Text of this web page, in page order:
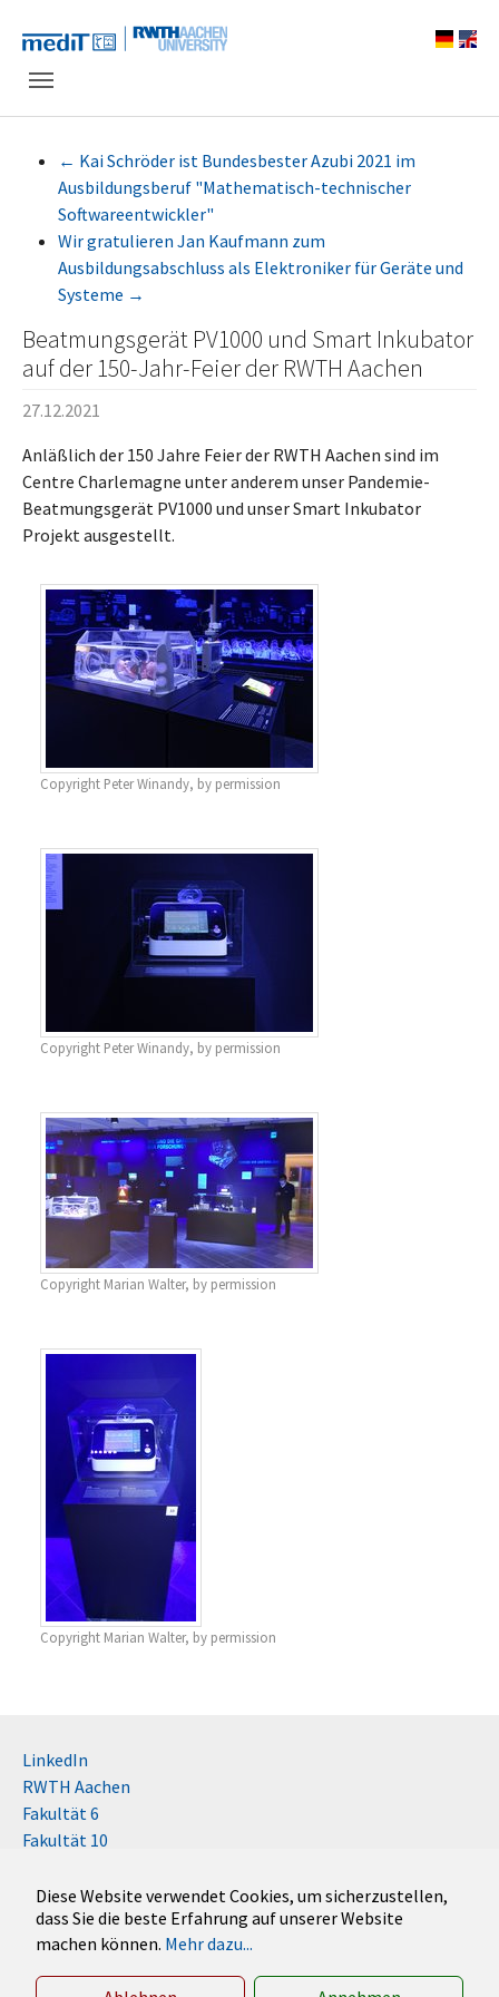
Diese Website verwendet Cookies, um sicherzustellen,
dass Sie die beste Erfahrung auf unserer Website
machen können. Mehr dazu...
← Kai Schröder ist Bundesbester Azubi 2021 im
Ausbildungsberuf "Mathematisch-technischer
Softwareentwickler"
Wir gratulieren Jan Kaufmann zum
Ausbildungsabschluss als Elektroniker für Geräte und
Systeme →
Beatmungsgerät PV1000 und Smart Inkubator
auf der 150-Jahr-Feier der RWTH Aachen
27.12.2021
Anläßlich der 150 Jahre Feier der RWTH Aachen sind im
Centre Charlemagne unter anderem unser Pandemie-
Beatmungsgerät PV1000 und unser Smart Inkubator
Projekt ausgestellt.
Copyright Peter Winandy, by permission
Copyright Peter Winandy, by permission
Copyright Marian Walter, by permission
Copyright Marian Walter, by permission
LinkedIn
RWTH Aachen
Fakultät 6
Fakultät 10
Kontakt
Disclaimer (RWTH)